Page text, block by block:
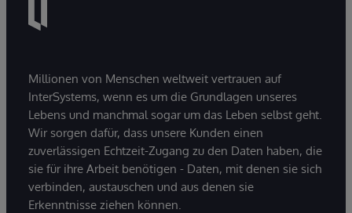
Millionen von Menschen weltweit vertrauen auf
InterSystems, wenn es um die Grundlagen unseres
Lebens und manchmal sogar um das Leben selbst geht.
Wir sorgen dafür, dass unsere Kunden einen
zuverlässigen Echtzeit-Zugang zu den Daten haben, die
sie für ihre Arbeit benötigen - Daten, mit denen sie sich
verbinden, austauschen und aus denen sie
Erkenntnisse ziehen können.